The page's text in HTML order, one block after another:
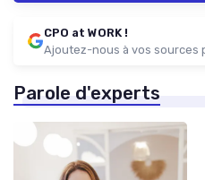
CPO at WORK !
Ajoutez-nous à vos sources
Parole d'experts